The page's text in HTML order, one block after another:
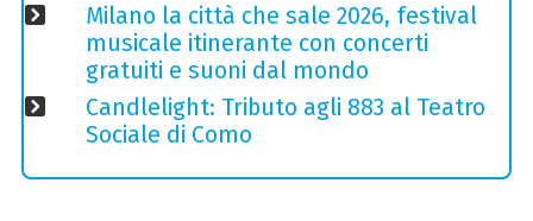
Milano la città che sale 2026, festival
musicale itinerante con concerti
gratuiti e suoni dal mondo
Candlelight: Tributo agli 883 al Teatro
Sociale di Como